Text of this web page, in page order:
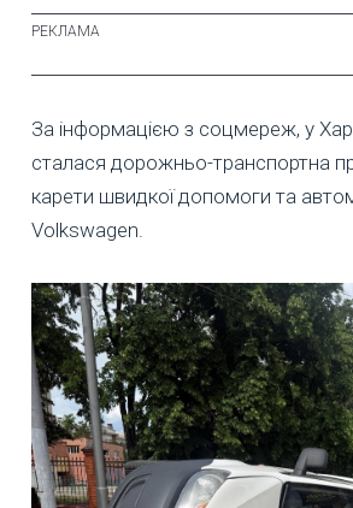
За інформацією з соцмереж, у
сталася дорожньо-транспортна
карети швидкої допомоги та
Volkswagen.